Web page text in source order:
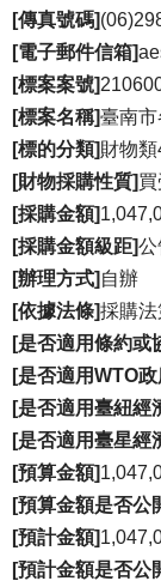
[傳真號碼]
[電子郵件信箱]
[標案案號]
[標案名稱]臺南
[標的分類]財物
[財物採購性質]
[採購金額]
[採購金額級距]公
[辦理方式] 自辦
[依據法條]採購
[是否適用條約或
[是否適用WTO
[是否適用臺紐經
[是否適用臺星經
[預算金額]
[預算金額是否公
[預計金額]
[預計金額是否公